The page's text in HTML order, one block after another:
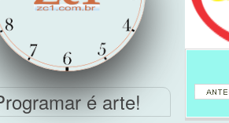
é arte!